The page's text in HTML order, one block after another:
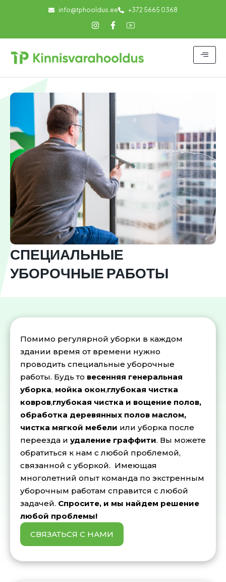
info@tphooldus.ee +372 5665 0368
СПЕЦИАЛЬНЫЕ
УБОРОЧНЫЕ РАБОТЫ
Помимо регулярной уборки в каждом
здании время от времени нужно
проводить специальные уборочные
работы. Будь то весенняя генеральная
уборка, мойка окон,глубокая чистка
ковров,глубокая чистка и вощение полов,
обработка деревянных полов маслом,
чистка мягкой мебели или уборка после
переезда и удаление граффити. Вы можете
обратиться к нам с любой проблемой,
связанной с уборкой. Имеющая
многолетний опыт команда по экстренным
уборочным работам справится с любой
задачей. Спросите, и мы найдем решение
любой проблемы!
СВЯЗАТЬСЯ С НАМИ